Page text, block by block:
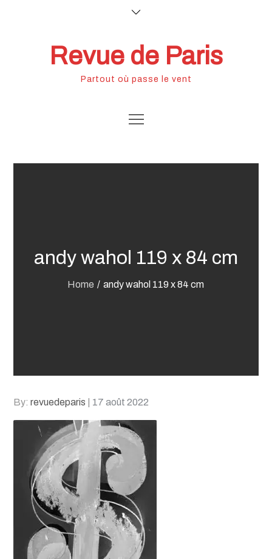
Revue de Paris
Partout où passe le vent
andy wahol 119 x 84 cm
Home andy wahol 119 x 84 cm
By:revuedeparis
Posted
on
17 août 2022